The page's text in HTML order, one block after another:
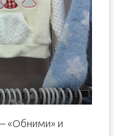
«Обними» и